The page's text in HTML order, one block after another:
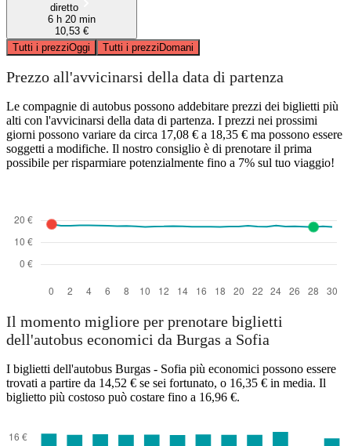
diretto
6 h 20 min
10,53 €
Tutti i prezziOggi Tutti i prezziDomani
Prezzo all'avvicinarsi della data di partenza
Le compagnie di autobus possono addebitare prezzi dei biglietti più
alti con l'avvicinarsi della data di partenza. I prezzi nei prossimi
giorni possono variare da circa 17,08 € a 18,35 € ma possono essere
soggetti a modifiche. Il nostro consiglio è di prenotare il prima
possibile per risparmiare potenzialmente fino a 7% sul tuo viaggio!
Il momento migliore per prenotare biglietti
dell'autobus economici da Burgas a Sofia
I biglietti dell'autobus Burgas - Sofia più economici possono essere
trovati a partire da 14,52 € se sei fortunato, o 16,35 € in media. Il
biglietto più costoso può costare fino a 16,96 €.